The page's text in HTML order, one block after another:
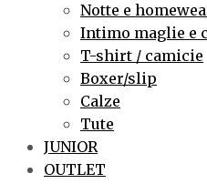
Notte e
Intimo maglie e
T-shirt / camicie
Boxer/slip
Calze
Tute
JUNIOR
OUTLET